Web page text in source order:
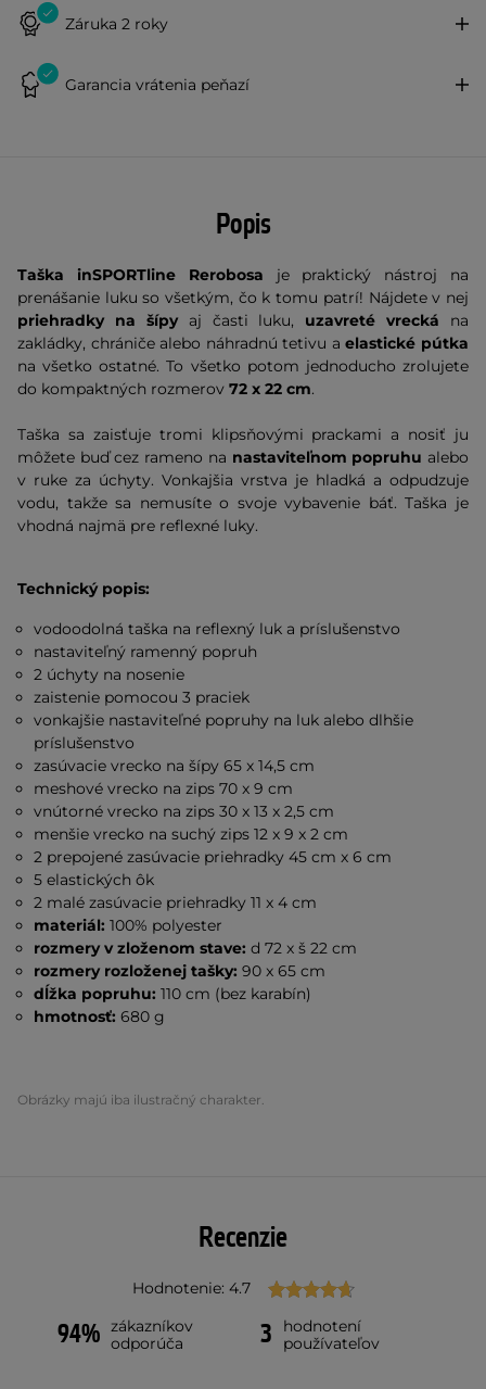
Záruka 2 roky
Garancia vrátenia peňazí
Popis
Taška inSPORTline Rerobosa je praktický nástroj na
prenášanie luku so všetkým, čo k tomu patrí! Nájdete v nej
priehradky na šípyaj časti luku, uzavreté vrecká na
zakládky, chrániče alebo náhradnú tetivu aelastické pútka
na všetko ostatné. To všetko potom jednoducho zrolujete
do kompaktných rozmerov 72 x 22 cm.
Taška sa zaisťuje tromi klipsňovými prackami a nosiť ju
môžete buď cez rameno na nastaviteľnom popruhu alebo
v ruke za úchyty. Vonkajšia vrstva je hladká a odpudzuje
vodu, takže sa nemusíte o svoje vybavenie báť. Taška je
vhodná najmä pre reflexné luky.
Technický popis:
vodoodolná taška na reflexný luk a príslušenstvo
nastaviteľný ramenný popruh
2 úchyty na nosenie
zaistenie pomocou 3 praciek
vonkajšie nastaviteľné popruhy na luk alebo dlhšie
príslušenstvo
zasúvacie vrecko na šípy 65 x 14,5 cm
meshové vrecko na zips 70 x 9 cm
vnútorné vrecko na zips 30 x 13 x 2,5 cm
menšie vrecko na suchý zips 12 x 9 x 2 cm
2 prepojené zasúvacie priehradky 45 cm x 6 cm
5 elastických ôk
2 malé zasúvacie priehradky 11 x 4 cm
materiál: 100% polyester
rozmery v zloženom stave: d 72 x š 22 cm
rozmery rozloženej tašky: 90 x 65 cm
dĺžka popruhu: 110 cm (bez karabín)
hmotnosť: 680 g
Obrázky majú iba ilustračný charakter.
Recenzie
Hodnotenie: 4.7
94% zákazníkov
odporúča
3
hodnotení
používateľov